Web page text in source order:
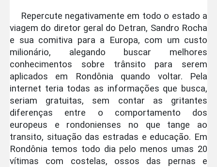
Repercute negativamente em todo o estado a
viagem do diretor geral do Detran, Sandro Rocha
e sua comitiva para a Europa, com um custo
milionário, alegando buscar melhores
conhecimentos sobre trânsito para serem
aplicados em Rondônia quando voltar. Pela
internet teria todas as informações que busca,
seriam gratuitas, sem contar as gritantes
diferenças entre o comportamento dos
europeus e rondonienses no que tange ao
transito, situação das estradas e educação. Em
Rondônia temos todo dia pelo menos umas 20
vítimas com costelas, ossos das pernas e